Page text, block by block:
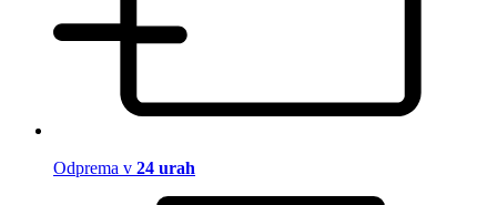
Odprema v 24 urah